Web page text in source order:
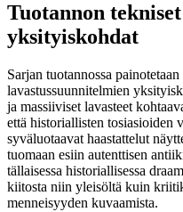
Tuotannon
yksityiskohdat
Sarjan tuotannossa
lavastussuunnitelmien
ja massiiviset lavasteet
että historiallisten tosiasioiden
syväluotaavat haastattelut
tuomaan esiin autenttisen
tällaisessa historiallisessa
kiitosta niin yleisöltä kuin
menneisyyden kuvaamista.